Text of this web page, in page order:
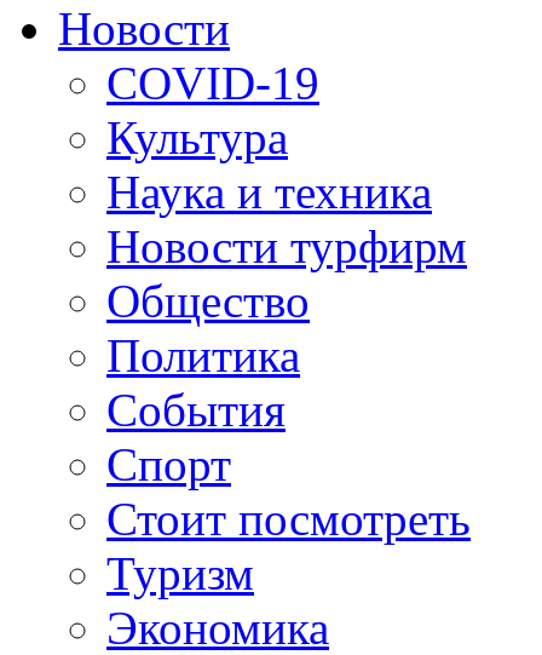
Новости
COVID-19
Культура
Наука и техника
Новости турфирм
Общество
Политика
События
Спорт
Стоит посмотреть
Туризм
Экономика